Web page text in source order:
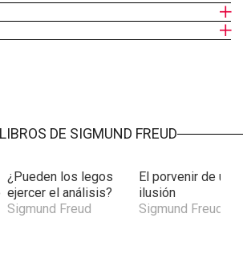
neurosis, el puro trabajo de la compulsión
a esta compulsión.
DE SIGMUND FREUD
¿Pueden los legos
ejercer el análisis?
Sigmund Freud
El porvenir de una
ilusión
Sigmund Freud